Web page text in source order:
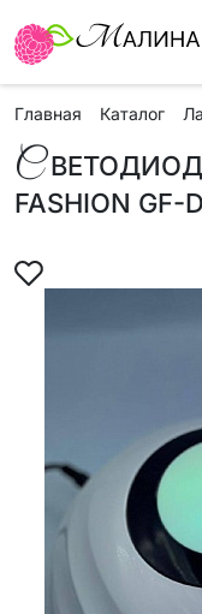
Главная Каталог
С
FASHION GF-